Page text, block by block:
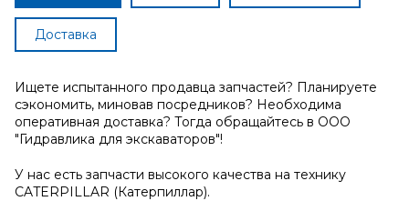
Доставка
Ищете испытанного продавца запчастей? Планируете
сэкономить, миновав посредников? Необходима
оперативная доставка? Тогда обращайтесь в ООО
"Гидравлика для экскаваторов"!
У нас есть запчасти высокого качества на технику
CATERPILLAR (Катерпиллар).